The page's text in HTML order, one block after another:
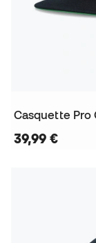
39,99 €